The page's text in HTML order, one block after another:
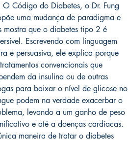
O Código do Diabetes, o Dr. Fung
uma mudança de paradigma e
mostra que o diabetes tipo 2 é
Escrevendo com linguagem
e persuasiva, ele explica porque
convencionais que
da insulina ou de outras
para baixar o nível de glicose no
podem na verdade exacerbar o
levando a um ganho de peso
e até a doenças cardíacas.
maneira de tratar o diabetes